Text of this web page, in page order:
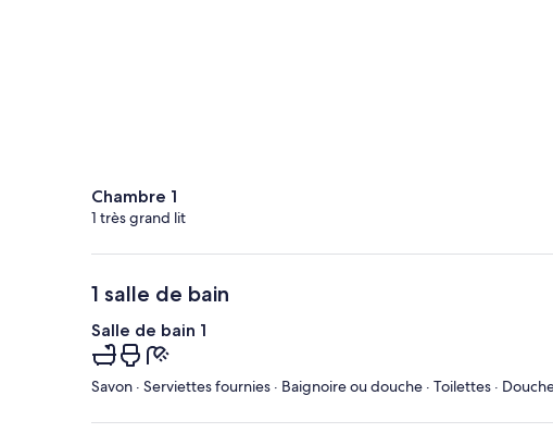
Chambre 1
1 très grand lit
1 salle de bain
Salle de bain 1
Savon · Serviettes fournies · Baignoire ou douche · Toilettes ·